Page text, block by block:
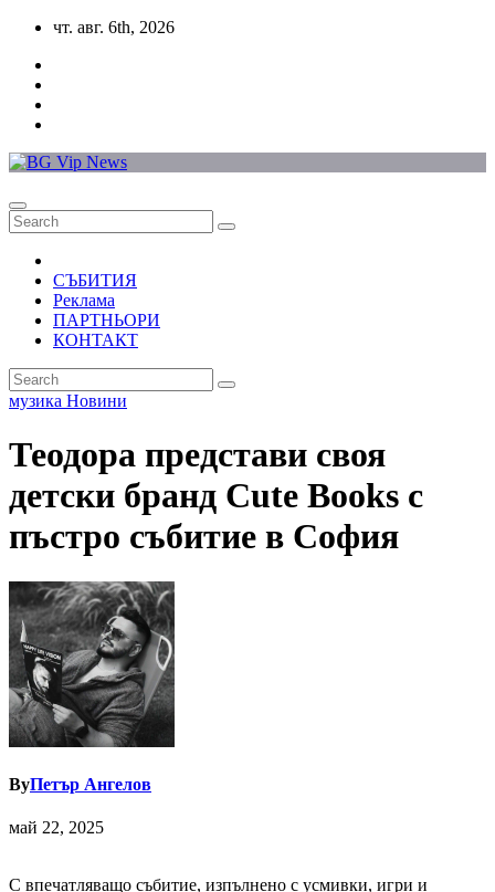
Skip
content
чт. авг. 6th, 2026
СЪБИТИЯ
Реклама
ПАРТНЬОРИ
КОНТАКТ
музика Новини
Теодора представи своя
детски бранд Cute Books с
пъстро събитие в София
ByПетър Ангелов
май 22, 2025
С впечатляващо събитие, изпълнено с усмивки, игри и